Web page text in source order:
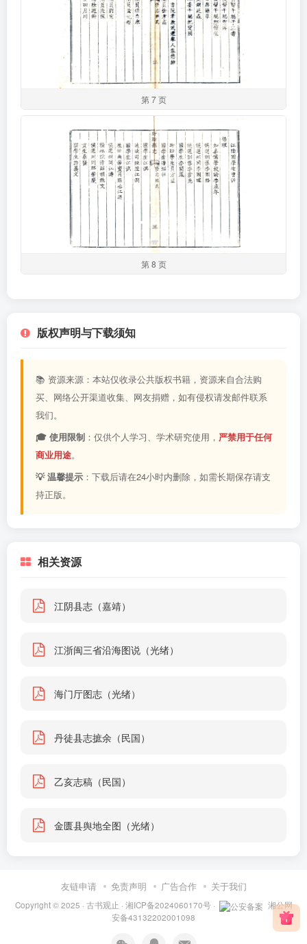
第 7 页
第 8 页
版权声明与下载须知
📚 资源来源：本站仅收录公共版权书籍，资源来自合法购
买、网络公开渠道收集、网友捐赠，如有侵权请发邮件联系
我们。
🎓 使用限制 ：仅供个人学习、学术研究使用， 严禁用于任何
商业用途。
💡 温馨提示 ：下载后请在24小时内删除，如需长期保存请支
持正版。
相关资源
江阴县志（嘉靖）
江浙闽三省沿海图说（光绪）
海门厅图志（光绪）
丹徒县志摭余（民国）
乙亥志稿（民国）
金匮县舆地全图（光绪）
友链申请 免责声明 广告合作 关于我们
Copyright © 2025 · 古书观止 · 湘ICP备2024060170号·
湘公网
安备43132202001098